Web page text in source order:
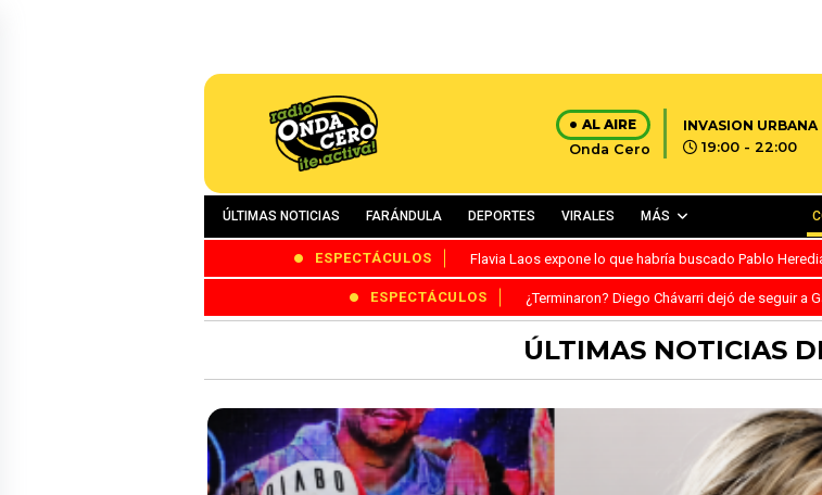
AL AIRE
Onda Cero
INVASION URBANA
19:00 - 22:00
ÚLTIMAS NOTICIAS FARÁNDULA DEPORTES VIRALES MÁS
ESPECTÁCULOS Flavia Laos expone lo que habría buscado Pablo
ESPECTÁCULOS ¿Terminaron? Diego Chávarri dejó de seguir a
ÚLTIMAS NOTICIAS